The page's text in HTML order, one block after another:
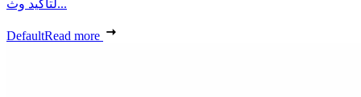
لتأكيد وث...
DefaultRead more